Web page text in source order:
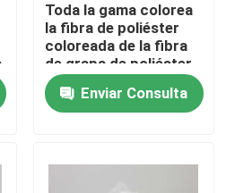
Toda la gama colorea
la fibra de poliéster
coloreada de la fibra
de grapa de poliéster
de 1.2D 1.4D 1.5D
Enviar Consulta